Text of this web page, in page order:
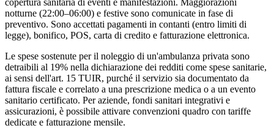
copertura sanitaria di eventi e manifestazioni. Maggiorazioni
notturne (22:00–06:00) e festive sono comunicate in fase di
preventivo. Sono accettati pagamenti in contanti (entro limiti di
legge), bonifico, POS, carta di credito e fatturazione elettronica.
Le spese sostenute per il noleggio di un'ambulanza privata sono
detraibili al 19% nella dichiarazione dei redditi come spese sanitarie,
ai sensi dell'art. 15 TUIR, purché il servizio sia documentato da
fattura fiscale e correlato a una prescrizione medica o a un evento
sanitario certificato. Per aziende, fondi sanitari integrativi e
assicurazioni, è possibile attivare convenzioni quadro con tariffe
dedicate e fatturazione mensile.